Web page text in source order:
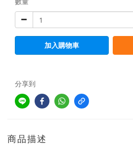
加入購物車
分享到
商品描述